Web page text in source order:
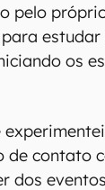
pelo
os
de contato
dos